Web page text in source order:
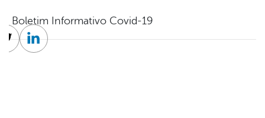
Boletim Informativo Covid-19
TwitterLinkedin